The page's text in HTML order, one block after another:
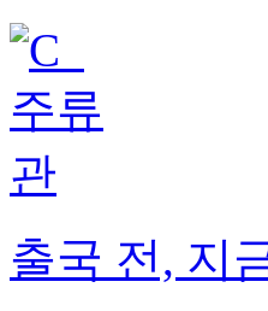
출국 전, 지